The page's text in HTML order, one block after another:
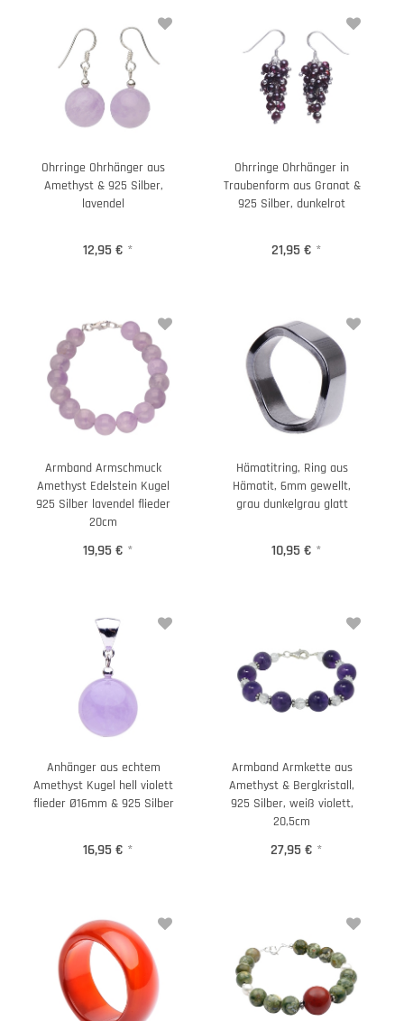
Ohrringe Ohrhänger aus
Amethyst & 925 Silber,
lavendel
12,95 € *
Ohrringe Ohrhänger in
Traubenform aus Granat &
925 Silber, dunkelrot
21,95 € *
Armband Armschmuck
Amethyst Edelstein Kugel
925 Silber lavendel flieder
20cm
19,95 € *
Hämatitring, Ring aus
Hämatit, 6mm gewellt,
grau dunkelgrau glatt
10,95 € *
Anhänger aus echtem
Amethyst Kugel hell violett
flieder Ø16mm & 925 Silber
16,95 € *
Armband Armkette aus
Amethyst & Bergkristall,
925 Silber, weiß violett,
20,5cm
27,95 € *